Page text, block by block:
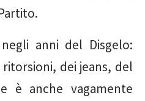
anni del Disgelo:
dei jeans, del
è anche vagamente